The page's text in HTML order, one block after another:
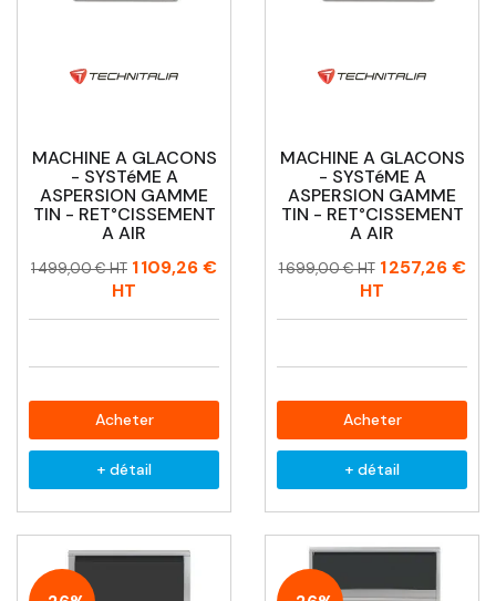
MACHINE A GLACONS
- SYSTéME A
ASPERSION GAMME
TIN - RET°CISSEMENT
A AIR
Prix
Prix
1 499,00 € HT 1 109,26 €
HT
Acheter
+ détail
MACHINE A GLACONS
- SYSTéME A
ASPERSION GAMME
TIN - RET°CISSEMENT
A AIR
Prix
Prix
1 699,00 € HT 1 257,26 €
HT
Acheter
+ détail